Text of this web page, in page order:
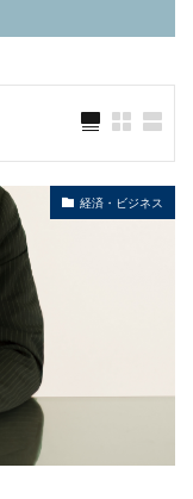
経済・ビジネス